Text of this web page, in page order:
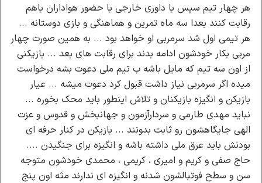
هر چهار تیم سپس با داوری خارجی با حضور هواداران باهم
رقابت کنند بعدا سه ماه تمرین و هماهنگی و بازی دوستانه ...
هر تیمی اول شد سرمربی او خواهد بود ... به همین صورت چهار
مربی بکار خودشون ادامه بدند برای رقابت های بعد ... بازیکنی
از اون سه تیم که مایل باشه ب تیم ملی دعوت بشه درخواست
میده اگر سرمربی نیاز داشت قبول کرد دعوت میشه ... عیار
بازیکن و انگیزه بازیکنان و تلاش اینطور باید محک بخوره ...
نباید مهدی طارمی و سردارآزمون و جهانبخش و قدوس و عزت
الهی جایگاهشون رو ثابت بدونند ... بازیکن در کنار حرفه ای
بودنش باید عرق ملی داشته باشه و انگیزه برای جنگیدن ....
حاج صفی و کریم و امیری ، کریمی ، محمدی خودشون متوجه
سن و سطح فوتبالشون شدنه و انگیزه ای ندارند مثه اون پنج